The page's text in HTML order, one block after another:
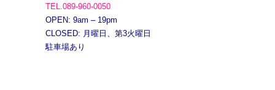
TEL.089-960-0050
OPEN: 9am – 19pm
CLOSED: 月曜日、第3火曜日
駐車場あり